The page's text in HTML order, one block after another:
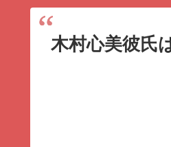
木村心美彼氏